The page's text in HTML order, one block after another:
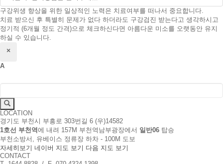
구강위생 향상을 위한 일상적인 노력은 치료여부를 떠나서 중요합니다.
치료 받으신 후 특별히 문제가 없다 하더라도 구강검진 받는다고 생각하시고
정기적 (6개월 정도 간격)으로 체크하신다면 아름다운 미소를 오랫동안 유지
하실 수 있습니다.
×닫기
A
검
색
어
LOCATION
경기도 부천시 부흥로 303번길 6 (우)14582
1호선 부천역에 내려 157M 부천역남부광장에서 일반06 탑승
부천소방서, 유베이스 정류장 하차 - 100M 도보
자세히보기 네이버 지도 보기 다음 지도 보기
CONTACT